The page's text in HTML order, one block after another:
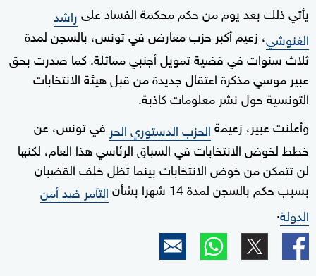
يأتي ذلك بعد يوم من حكم محكمة الفساد علىراشد
الغنوشي، زعيم أكبر حزب معارض في تونس، بالسجن لمدة
ثلاث سنوات في قضية تمويل أجنبي مماثلة. كما صدرت بحق
عبير موسي مذكرة اعتقال جديدة من قبل هيئة الانتخابات
التونسية حول نشر معلومات كاذبة.
وأعلنت عبير، زعيمةالحزب الدستوري الحر في تونس، عن
خطط لخوض الانتخابات في السباق الرئاسي هذا العام، لكنها
لن تتمكن من خوض الانتخابات بينما تظل خلف القضبان
بسبب حكم بالسجن لمدة 14 شهرا بشأن
التآمر ضد أمن
الدولة.